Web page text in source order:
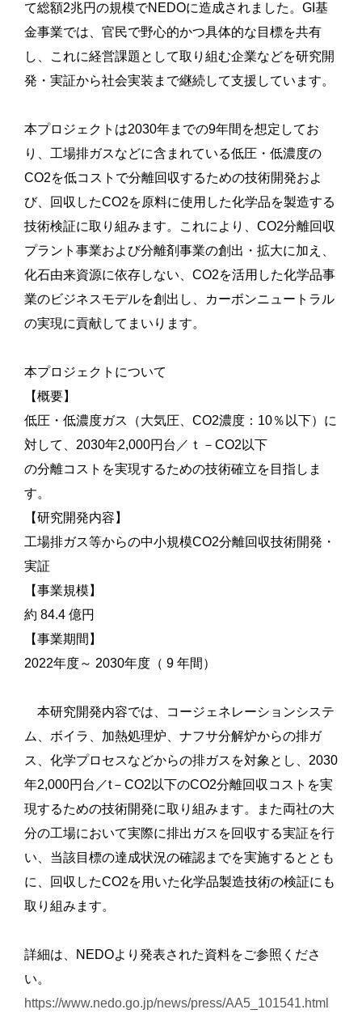
て総額2兆円の規模でNEDOに造成されました。GI基
金事業では、官民で野心的かつ具体的な目標を共有
し、これに経営課題として取り組む企業などを研究開
発・実証から社会実装まで継続して支援しています。
本プロジェクトは2030年までの9年間を想定してお
り、工場排ガスなどに含まれている低圧・低濃度の
CO2を低コストで分離回収するための技術開発およ
び、回収したCO2を原料に使用した化学品を製造する
技術検証に取り組みます。これにより、CO2分離回収
プラント事業および分離剤事業の創出・拡大に加え、
化石由来資源に依存しない、CO2を活用した化学品事
業のビジネスモデルを創出し、カーボンニュートラル
の実現に貢献してまいります。
本プロジェクトについて
【概要】
低圧・低濃度ガス（大気圧、CO2濃度：10％以下）に
対して、2030年2,000円台／ｔ－CO2以下
の分離コストを実現するための技術確立を目指しま
す。
【研究開発内容】
工場排ガス等からの中小規模CO2分離回収技術開発・
実証
【事業規模】
約 84.4 億円
【事業期間】
2022年度～ 2030年度（ 9 年間）
本研究開発内容では、コージェネレーションシステ
ム、ボイラ、加熱処理炉、ナフサ分解炉からの排ガ
ス、化学プロセスなどからの排ガスを対象とし、2030
年2,000円台／t－CO2以下のCO2分離回収コストを実
現するための技術開発に取り組みます。また両社の大
分の工場において実際に排出ガスを回収する実証を行
い、当該目標の達成状況の確認までを実施するととも
に、回収したCO2を用いた化学品製造技術の検証にも
取り組みます。
詳細は、NEDOより発表された資料をご参照くださ
い。
https://www.nedo.go.jp/news/press/AA5_101541.html